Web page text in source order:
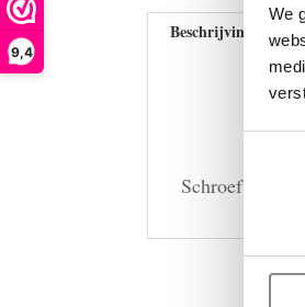
We
9,4
Beschrijving
Schroef staal